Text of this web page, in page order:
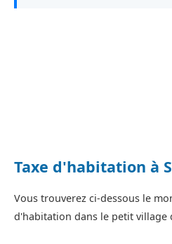
Taxe d'habitation à
Vous trouverez ci-dessous le
d'habitation dans le petit village